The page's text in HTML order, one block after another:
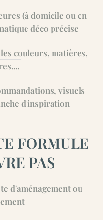
(à domicile ou en
déco précise
couleurs, matières,
visuels
d'inspiration
FORMULE
PAS
d'aménagement ou